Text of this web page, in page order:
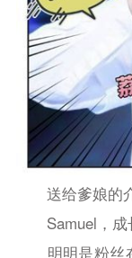
送给爹娘的
Samuel，成
明明是粉丝